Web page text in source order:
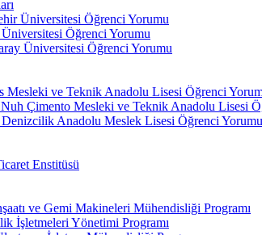
Üniversitesi Öğrenci Yorumu
Öğrenci Yorumu
Üniversitesi Öğrenci Yorumu
Mesleki ve Teknik Anadolu Lisesi Öğrenci
Çimento Mesleki ve Teknik Anadolu Lisesi
Anadolu Meslek Lisesi Öğrenci Yorumu
Enstitüsü
ve Gemi Makineleri Mühendisliği Programı
İşletmeleri Yönetimi Programı